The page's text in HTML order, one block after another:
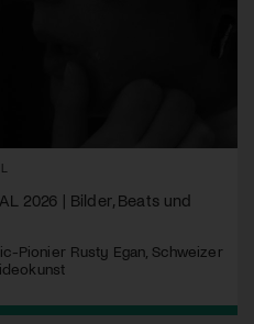
2026 | Bilder, Beats und
Pionier Rusty Egan, Schweizer